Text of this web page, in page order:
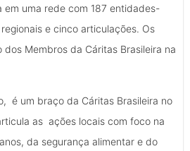
em uma rede com 187 entidades-
e cinco articulações. Os
dos Membros da Cáritas Brasileira na
é um braço da Cáritas Brasileira no
as ações locais com foco na
da segurança alimentar e do